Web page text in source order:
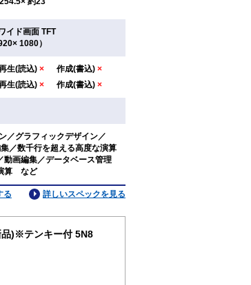
イド画面 TFT
1080）
生(読込) × 作成(書込) ×
生(読込) × 作成(書込) ×
／グラフィックデザイン／
／数千行を超える高度な演算
動画編集／データベース管理
算 など
詳しいスペックを見る
る
品)※テンキー付 5N8